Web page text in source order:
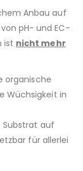
Anbau auf
pH- und EC-
ist nicht mehr
organische
Wüchsigkeit in
Substrat auf
für allerlei